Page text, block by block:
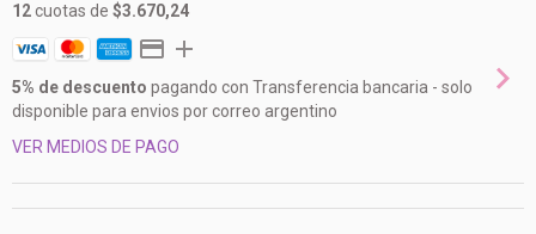
12cuotas de $3.670,24
5% de descuento pagando con Transferencia bancaria - solo
disponible para envios por correo argentino
VER MEDIOS DE PAGO